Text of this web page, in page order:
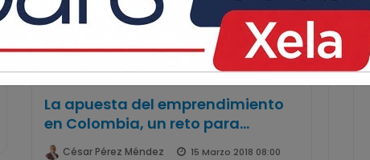
La apuesta del emprendimiento
en Colombia, un reto para...
César Pérez Méndez 15 Marzo 2018 08:00